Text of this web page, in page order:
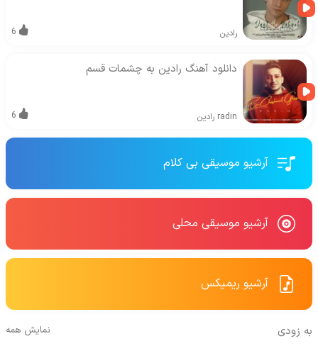
رادین 6
دانلود آهنگ رادین به چشمات قسم
radin رادین 6
آرشیو موسیقی بی کلام
آرشیو موسیقی محلی
آرشیو ریمیکس
به زودی نمایش همه